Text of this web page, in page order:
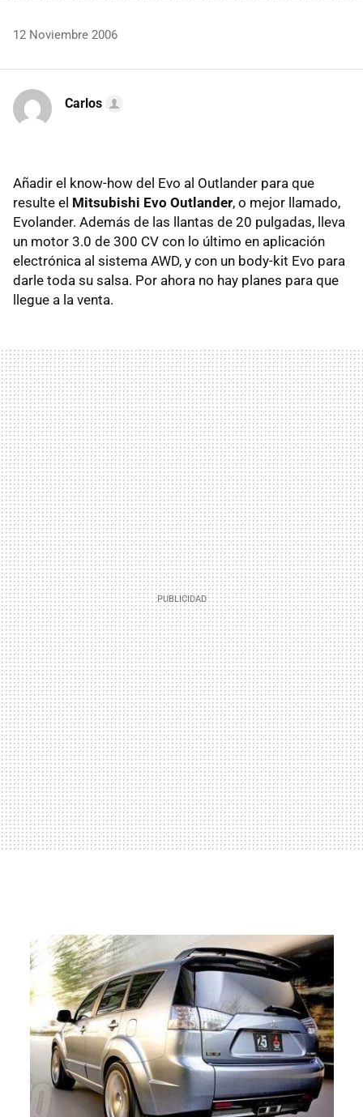
12 Noviembre 2006
Carlos
Añadir el know-how del Evo al Outlander para que
resulte el Mitsubishi Evo Outlander, o mejor llamado,
Evolander. Además de las llantas de 20 pulgadas, lleva
un motor 3.0 de 300 CV con lo último en aplicación
electrónica al sistema AWD, y con un body-kit Evo para
darle toda su salsa. Por ahora no hay planes para que
llegue a la venta.